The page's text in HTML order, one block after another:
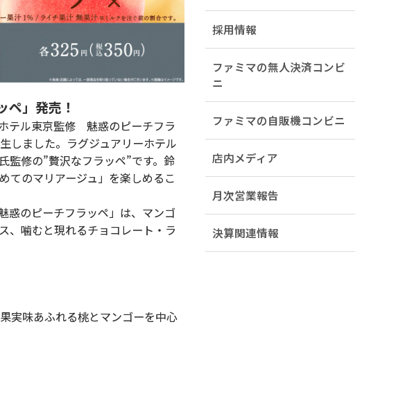
」発売！
テル東京監修 魅惑のピーチフラ
しました。ラグジュアリーホテル
監修の”贅沢なフラッペ”です。鈴
てのマリアージュ」を楽しめるこ
のピーチフラッペ」は、マンゴ
、噛むと現れるチョコレート・ラ
実味あふれる桃とマンゴーを中心
採用情報
ファミマの無人決済コンビ
ニ
ファミマの自販機コンビニ
店内メディア
月次営業報告
決算関連情報